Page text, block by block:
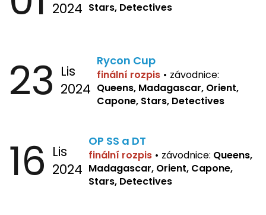
2024 Stars, Detectives
23 Lis
2024
Rycon Cup
finální rozpis • závodnice:
Queens, Madagascar, Orient,
Capone, Stars, Detectives
16 Lis
2024
OP SS a DT
finální rozpis • závodnice: Queens,
Madagascar, Orient, Capone,
Stars, Detectives